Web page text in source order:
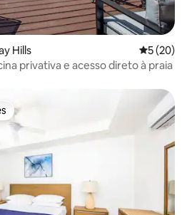
Hills 5 de uma
5 (20)
privativa e acesso direto à praia